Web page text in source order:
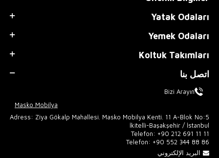
Yatak Odaları
Yemek Odaları
Koltuk Takımları
اتصل بنا
Bizi Arayın
Masko Mobilya
Adress: Ziya Gökalp Mahallesi. Masko Mobilya Kenti. 11 A-Blok No:5
İkitelli-Başakşehir / İstanbul
Telefon: +90 212 691 11 11
Telefon: +90 552 344 88 86
البريد الإلكتروني